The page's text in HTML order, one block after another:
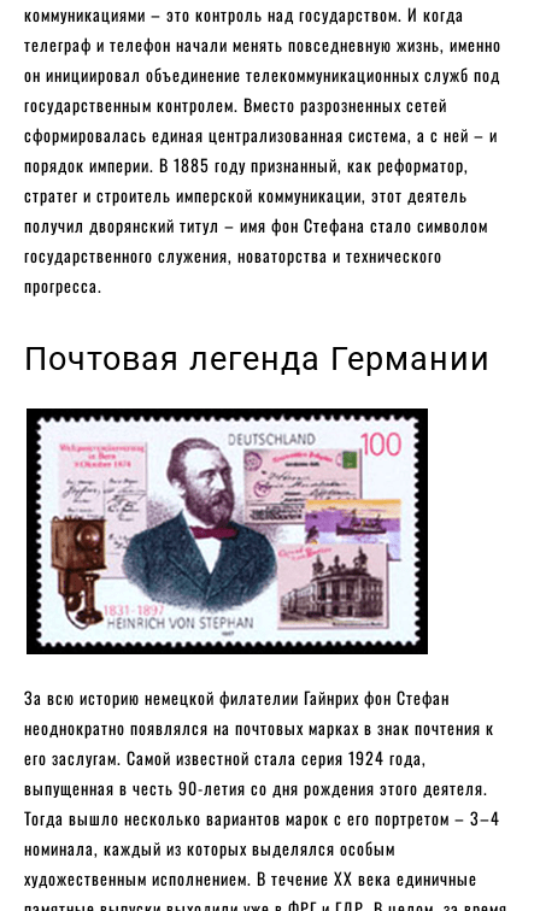
коммуникациями – это контроль над государством. И когда
телеграф и телефон начали менять повседневную жизнь, именно
он инициировал объединение телекоммуникационных служб под
государственным контролем. Вместо разрозненных сетей
сформировалась единая централизованная система, а с ней – и
порядок империи. В 1885 году признанный, как реформатор,
стратег и строитель имперской коммуникации, этот деятель
получил дворянский титул – имя фон Стефана стало символом
государственного служения, новаторства и технического
прогресса.
Почтовая легенда Германии
За всю историю немецкой филателии Гайнрих фон Стефан
неоднократно появлялся на почтовых марках в знак почтения к
его заслугам. Самой известной стала серия 1924 года,
выпущенная в честь 90-летия со дня рождения этого деятеля.
Тогда вышло несколько вариантов марок с его портретом – 3–4
номинала, каждый из которых выделялся особым
художественным исполнением. В течение XX века единичные